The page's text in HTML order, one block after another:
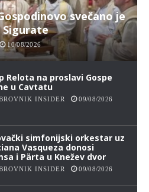
svečano je
10/08/2026
Relota na proslavi Gospe
u Cavtatu
INSIDER 09/08/2026
simfonijski orkestar uz
Vasqueza donosi
i Pärta u Knežev dvor
INSIDER 09/08/2026